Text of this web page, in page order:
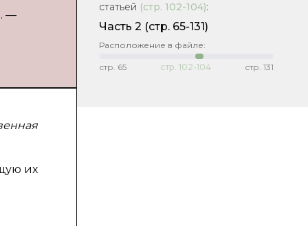
—
их
статьей (стр. 102-104):
Часть 2 (стр. 65-131)
Расположение в файле:
стр. 65 стр. 102-104 стр. 131